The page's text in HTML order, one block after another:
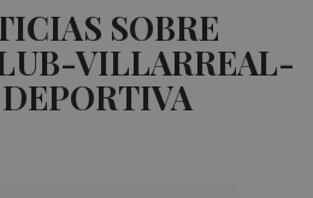
SOBRE
VILLARREAL-